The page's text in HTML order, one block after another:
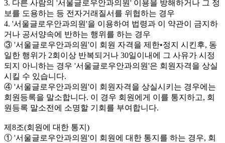
3. 다른 사람의 '서울글로우안과의원' 이용을 방해하거나 그 정
보를 도용하는 등 전자거래질서를 위협하는 경우
4. '서울글로우안과의원'을 이용하여 법령과 이 약관이 금지하
거나 공서양속에 반하는 행위를 하는 경우
③ '서울글로우안과의원'이 회원 자격을 제한•정지 시킨후, 동
일한 행위가 2회이상 반복되거나 30일이내에 그 사유가 시정
되지 아니하는 경우 '서울글로우안과의원'은 회원자격을 상실
시킬 수 있습니다.
④ '서울글로우안과의원'이 회원자격을 상실시키는 경우에는
회원등록을 말소합니다. 이 경우 회원에게 이를 통지하고, 회
원등록 말소전에 소명할 기회를 부여합니다.
제8조(회원에 대한 통지)
① '서울글로우안과의원'이 회원에 대한 통지를 하는 경우, 회